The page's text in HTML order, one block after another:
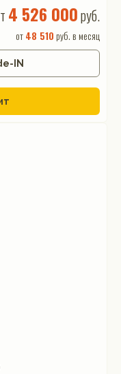
4 526 000руб.
от48 510 руб. в месяц
IN